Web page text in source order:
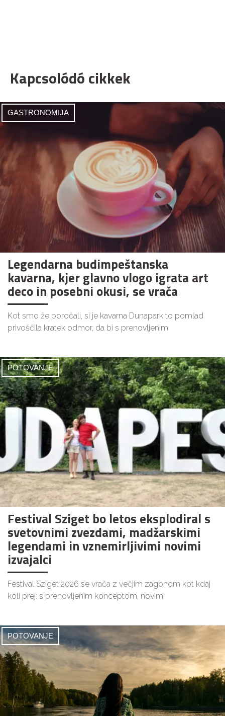
Kapcsolódó cikkek
GASTRONOMIJA
Legendarna budimpeštanska
kavarna, kjer glavno vlogo igrata art
deco in posebni okusi, se vrača
Kot smo že poročali, si je kavarna Dunapark to pomlad
privoščila kratek odmor, da bi s prenovljenim
POTOVANJE
Festival Sziget bo letos eksplodiral s
svetovnimi zvezdami, madžarskimi
legendami in vznemirljivimi novimi
izvajalci
Festival Sziget 2026 se vrača z večjim zagonom kot kdaj
koli prej: s prenovljenim konceptom, novimi
POTOVANJE